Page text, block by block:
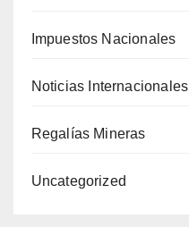
Impuestos Nacionales
Noticias Internacionales
Regalías Mineras
Uncategorized